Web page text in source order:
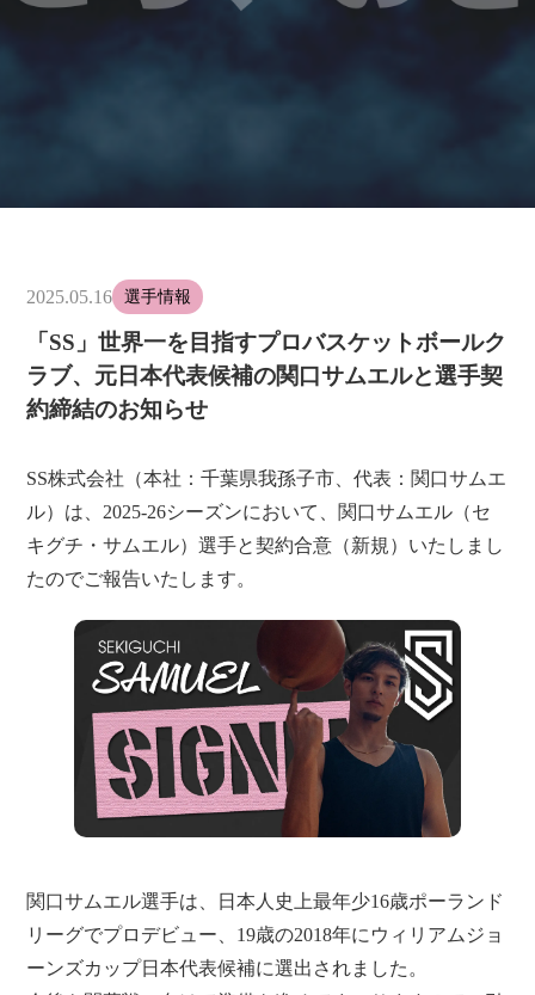
2025.05.16 選手情報
「SS」世界一を目指すプロバスケットボールク
ラブ、元日本代表候補の関口サムエルと選手契
約締結のお知らせ
SS株式会社（本社：千葉県我孫子市、代表：関口サムエ
ル）は、2025-26シーズンにおいて、関口サムエル（セ
キグチ・サムエル）選手と契約合意（新規）いたしまし
たのでご報告いたします。
関口サムエル選手は、日本人史上最年少16歳ポーランド
リーグでプロデビュー、19歳の2018年にウィリアムジョ
ーンズカップ日本代表候補に選出されました。